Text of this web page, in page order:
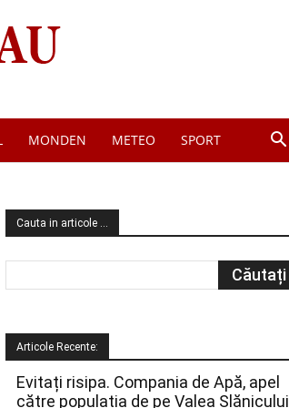
MONDEN METEO SPORT
Cauta in articole …
Articole Recente:
Evitați risipa. Compania de Apă, apel
către populația de pe Valea Slănicului